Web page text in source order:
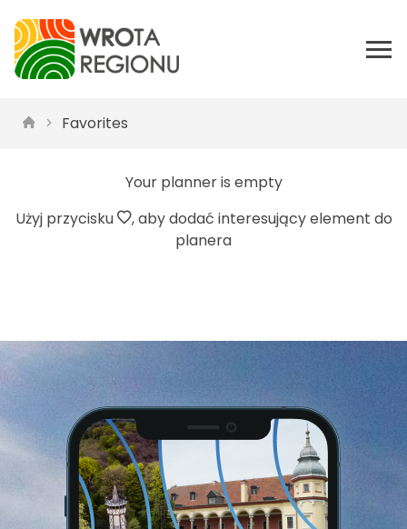
Favorites
Your planner is empty
Użyj przycisku
, aby dodać interesujący element do
planera